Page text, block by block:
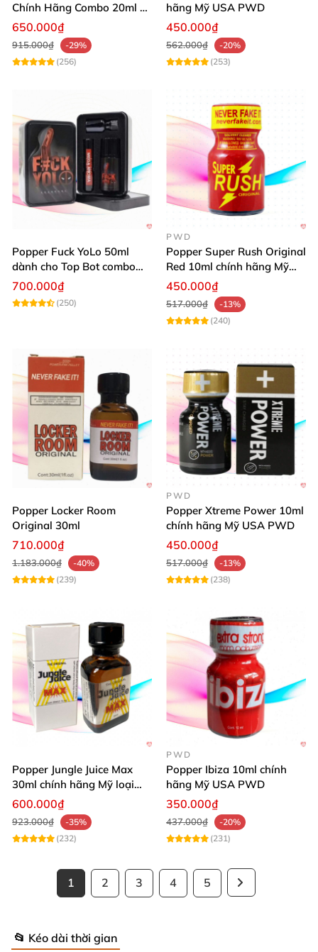
Chính Hãng Combo 20ml +
40ml Tăng Khoái Cảm Cho
Top & Bot
650.000₫
915.000₫
-29%
(256)
hãng Mỹ USA PWD
450.000₫
562.000₫
-20%
(253)
Popper Fuck YoLo 50ml
dành cho Top Bot combo
hộp thiếc 40ml + 10ml
700.000₫
(250)
PWD
Popper Super Rush Original
Red 10ml chính hãng Mỹ
USA PWD
450.000₫
517.000₫
-13%
(240)
Popper Locker Room
Original 30ml
710.000₫
1.183.000₫
-40%
(239)
PWD
Popper Xtreme Power 10ml
chính hãng Mỹ USA PWD
450.000₫
517.000₫
-13%
(238)
Popper Jungle Juice Max
30ml chính hãng Mỹ loại
mạnh cho Top Bot
600.000₫
923.000₫
-35%
(232)
PWD
Popper Ibiza 10ml chính
hãng Mỹ USA PWD
350.000₫
437.000₫
-20%
(231)
1 2 3 4 5
📂 Kéo dài thời gian